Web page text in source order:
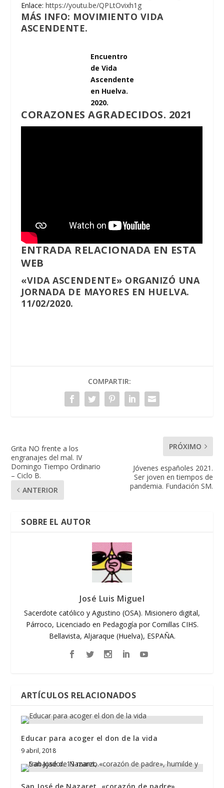
Enlace:https://youtu.be/QPLtOvixh1g
MÁS INFO: MOVIMIENTO VIDA
ASCENDENTE.
Encuentro
de Vida
Ascendente
en Huelva.
2020.
CORAZONES AGRADECIDOS. 2021
ENTRADA RELACIONADA EN ESTA
WEB
«VIDA ASCENDENTE» ORGANIZÓ UNA
JORNADA DE MAYORES EN HUELVA.
11/02/2020.
COMPARTIR:
Grita NO frente a los
engranajes del mal. IV
Domingo Tiempo Ordinario
– Ciclo B.
ANTERIOR
PRÓXIMO
Jóvenes españoles 2021.
Ser joven en tiempos de
pandemia. Fundación SM.
SOBRE EL AUTOR
José Luis Miguel
Sacerdote católico y Agustino (OSA). Misionero digital,
Párroco, Licenciado en Pedagogía por Comillas CIHS.
Bellavista, Aljaraque (Huelva), ESPAÑA.
ARTÍCULOS RELACIONADOS
Educar para acoger el don de la vida
9 abril, 2018